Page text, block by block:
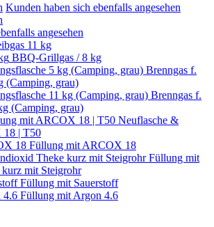
Kunden haben sich ebenfalls angesehen
angesehen
11 kg
BBQ-Grillgas / 8 kg
Brenngas f.
(Camping, grau)
Brenngas f.
(Camping, grau)
Neuflasche &
18 | T50
Füllung mit ARCOX 18
Füllung mit
mit Steigrohr
Füllung mit Sauerstoff
Füllung mit Argon 4.6